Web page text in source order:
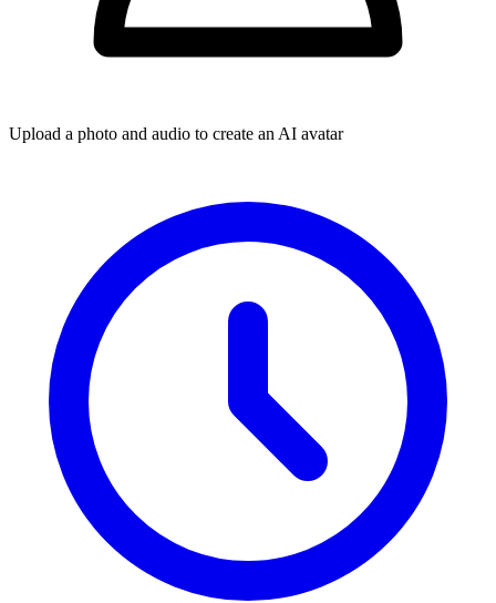
Upload a photo and audio to create an AI avatar